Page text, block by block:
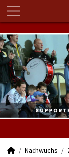
Nachwuchs